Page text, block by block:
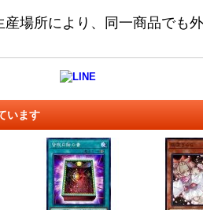
場所により、同一商品でも
います